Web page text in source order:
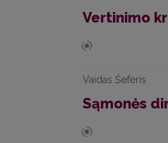
Vertinimo
Vaidas Šeferis
Sąmonės